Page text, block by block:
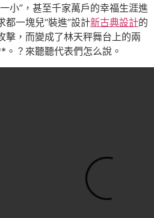
小”，甚至千家萬戶的幸福生涯進
都一塊兒“裝進”設計新古典設計的
擊，而變成了林天秤舞台上的兩
。？來聽聽代表們怎么說。